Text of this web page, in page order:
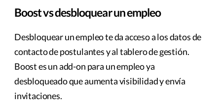
Boost vs desbloquear un empleo
Desbloquear un empleo te da acceso a los datos de
contacto de postulantes y al tablero de gestión.
Boost es un add-on para un empleo ya
desbloqueado que aumenta visibilidad y envía
invitaciones.